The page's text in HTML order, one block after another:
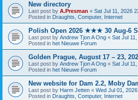
New directory
Last post by A.Presman « Sat Jul 11, 2026
Posted in Draughts, Computer, Internet
Polish Open 2026 ★★★ 30 Aug-6
Last post by Andrew Tjon A Ong « Sat Jul
Posted in het Nieuwe Forum
Golden Prague, August 17 – 23,
Last post by Andrew Tjon A Ong « Sat Jul
Posted in het Nieuwe Forum
New website for Dam 2.2, Moby
Last post by Harm Jetten « Wed Jul 01,
Posted in Draughts, Computer, Internet